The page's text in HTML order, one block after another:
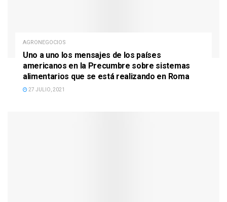
AGRONEGOCIOS
Uno a uno los mensajes de los países
americanos en la Precumbre sobre sistemas
alimentarios que se está realizando en Roma
27 JULIO, 2021